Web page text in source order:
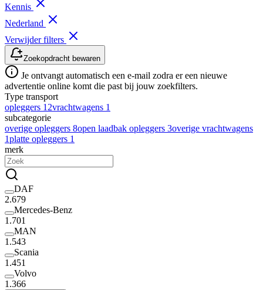
Kennis
Nederland
Verwijder filters
Zoekopdracht bewaren
Je ontvangt automatisch een e-mail zodra er een nieuwe
advertentie online komt die past bij jouw zoekfilters.
Type transport
opleggers 12vrachtwagens 1
subcategorie
overige opleggers 8open laadbak opleggers 3overige vrachtwagens
1platte opleggers 1
merk
DAF
2.679
Mercedes-Benz
1.701
MAN
1.543
Scania
1.451
Volvo
1.366